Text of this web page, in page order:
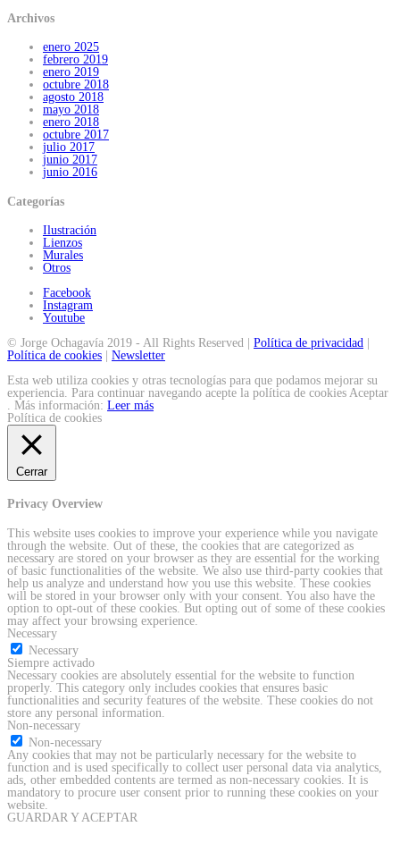
Archivos
enero 2025
febrero 2019
enero 2019
octubre 2018
agosto 2018
mayo 2018
enero 2018
octubre 2017
julio 2017
junio 2017
junio 2016
Categorías
Ilustración
Lienzos
Murales
Otros
Facebook
Instagram
Youtube
© Jorge Ochagavía 2019 - All Rights Reserved | Política de privacidad
Política de cookies
Newsletter
Esta web utiliza cookies y otras tecnologías para que podamos mejorar su
experiencia. Para continuar navegando acepte la política de cookies Aceptar
. Más información: Leer más
Política de cookies
Cerrar
Privacy Overview
This website uses cookies to improve your experience while you navigate
through the website. Out of these, the cookies that are categorized as
necessary are stored on your browser as they are essential for the working
of basic functionalities of the website. We also use third-party cookies that
help us analyze and understand how you use this website. These cookies
will be stored in your browser only with your consent. You also have the
option to opt-out of these cookies. But opting out of some of these cookies
may affect your browsing experience.
Necessary
Necessary
Siempre activado
Necessary cookies are absolutely essential for the website to function
properly. This category only includes cookies that ensures basic
functionalities and security features of the website. These cookies do not
store any personal information.
Non-necessary
Non-necessary
Any cookies that may not be particularly necessary for the website to
function and is used specifically to collect user personal data via analytics,
ads, other embedded contents are termed as non-necessary cookies. It is
mandatory to procure user consent prior to running these cookies on your
website.
GUARDAR Y ACEPTAR